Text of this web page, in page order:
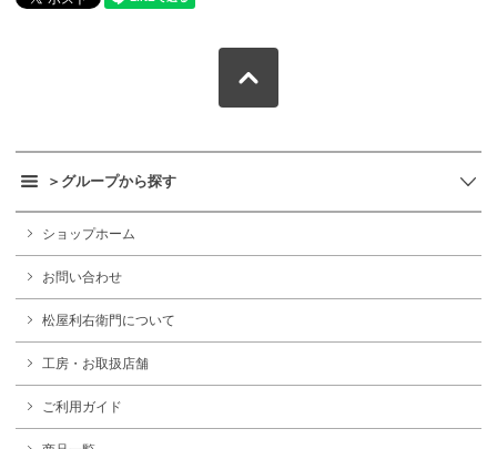
＞グループから探す
ショップホーム
お問い合わせ
松屋利右衛門について
工房・お取扱店舗
ご利用ガイド